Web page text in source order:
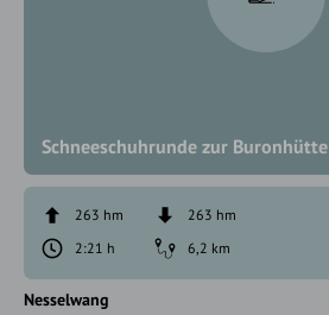
Schneeschuhrunde zur Buronhütte
263 hm
263 hm
2:21 h
6,2 km
Nesselwang